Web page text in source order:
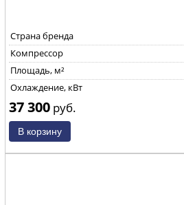
Страна бренда
Компрессор
Площадь, м²
Охлаждение, кВт
37 300 руб.